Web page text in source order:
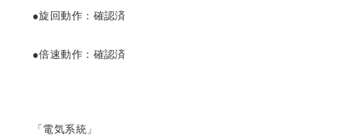
●旋回動作：確認済
●倍速動作：確認済
「電気系統」